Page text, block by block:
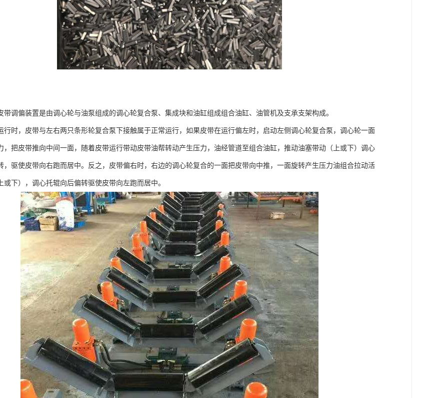
带调偏装置是由调心轮与油泵组成的调心轮复合泵、集成块和油缸组成组合油缸、油管机及支承支架构成。
行时，皮带与左右两只条形轮复合泵下接触属于正常运行，如果皮带在运行偏左时，启动左侧调心轮复合泵，调心轮一面
，把皮带推向中间一面，随着皮带运行带动皮带油帮转动产生压力，油经管道至组合油缸，推动油塞带动（上或下）调心
，驱使皮带向右跑而居中。反之，皮带偏右时，右边的调心轮复合的一面把皮带向中推，一面旋转产生压力油组合拉动活
或下），调心托辊向后偏转驱使皮带向左跑而居中。